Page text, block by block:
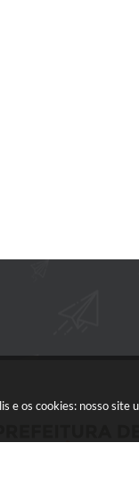
e os cookies: nosso site